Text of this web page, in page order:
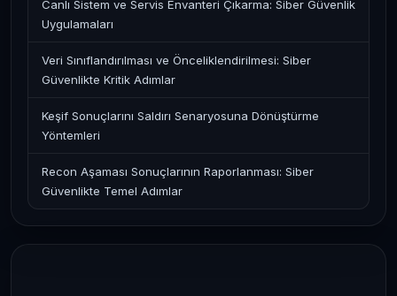
Canlı Sistem ve Servis Envanteri Çıkarma: Siber Güvenlik
Uygulamaları
Veri Sınıflandırılması ve Önceliklendirilmesi: Siber
Güvenlikte Kritik Adımlar
Keşif Sonuçlarını Saldırı Senaryosuna Dönüştürme
Yöntemleri
Recon Aşaması Sonuçlarının Raporlanması: Siber
Güvenlikte Temel Adımlar